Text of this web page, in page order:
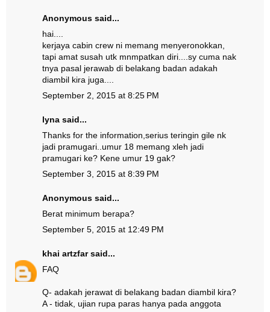
Anonymous said...
hai....
kerjaya cabin crew ni memang menyeronokkan,
tapi amat susah utk mnmpatkan diri....sy cuma nak
tnya pasal jerawab di belakang badan adakah
diambil kira juga....
September 2, 2015 at 8:25 PM
lyna said...
Thanks for the information,serius teringin gile nk
jadi pramugari..umur 18 memang xleh jadi
pramugari ke? Kene umur 19 gak?
September 3, 2015 at 8:39 PM
Anonymous said...
Berat minimum berapa?
September 5, 2015 at 12:49 PM
khai artzfarsaid...
FAQ
Q- adakah jerawat di belakang badan diambil kira?
A - tidak, ujian rupa paras hanya pada anggota